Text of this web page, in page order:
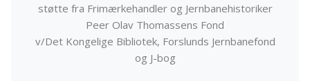
støtte fra Frimærkehandler og Jernbanehistoriker
Peer Olav Thomassens Fond
v/Det Kongelige Bibliotek, Forslunds Jernbanefond
og J-bog